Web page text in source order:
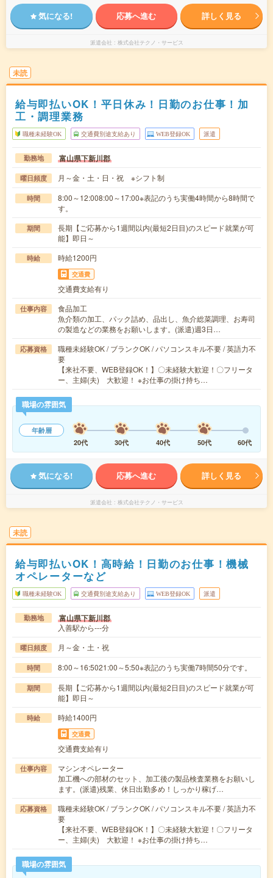
気になる! 応募へ進む 詳しく見る
派遣会社 株式会社テクノ・サービス
未読
給与即払いOK！平日休み！日勤のお仕事！加
工・調理業務
職種未経験OK 交通費別途支給あり WEB登録OK 派遣
勤務地 富山県下新川郡
曜日頻度 月～金・土・日・祝 ※シフト制
時間
8:00～12:008:00～17:00※表記のうち実働4時間から8時間で
す。
期間
長期【ご応募から1週間以内(最短2日目)のスピード就業が可
能】即日～
時給 時給1200円
交通費
交通費支給有り
仕事内容
食品加工
魚介類の加工、パック詰め、品出し、魚介総菜調理、お寿司
の製造などの業務をお願いします。(派遣)週3日…
応募資格
職種未経験OK / ブランクOK / パソコンスキル不要 / 英語力不
要
【来社不要、WEB登録OK！】〇未経験大歓迎！〇フリータ
ー、主婦(夫) 大歓迎！ ※お仕事の掛け持ち…
職場の雰囲気
年齢層
20代
30代 40代 50代 60代
気になる! 応募へ進む 詳しく見る
派遣会社 株式会社テクノ・サービス
未読
給与即払いOK！高時給！日勤のお仕事！機械
オペレーターなど
職種未経験OK 交通費別途支給あり WEB登録OK 派遣
勤務地 富山県下新川郡
入善駅から---分
曜日頻度 月～金・土・祝
時間 8:00～16:5021:00～5:50※表記のうち実働7時間50分です。
期間
長期【ご応募から1週間以内(最短2日目)のスピード就業が可
能】即日～
時給 時給1400円
交通費
交通費支給有り
仕事内容
マシンオペレーター
加工機への部材のセット、加工後の製品検査業務をお願いし
ます。(派遣)残業、休日出勤多め！しっかり稼げ…
応募資格
職種未経験OK / ブランクOK / パソコンスキル不要 / 英語力不
要
【来社不要、WEB登録OK！】〇未経験大歓迎！〇フリータ
ー、主婦(夫) 大歓迎！ ※お仕事の掛け持ち…
職場の雰囲気